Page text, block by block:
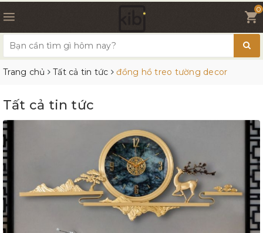
0
Trang chủ Tất cả tin tức đồng hồ treo tường decor
Tất cả tin tức